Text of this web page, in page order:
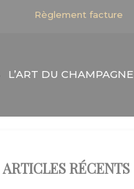
Règlement facture
L’ART DU CHAMPAGNE
ARTICLES RÉCENTS